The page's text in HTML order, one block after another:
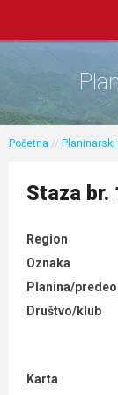
Početna // Planinarski
Staza br.
Region
Oznaka
Planina/predeo
Društvo/klub
Karta